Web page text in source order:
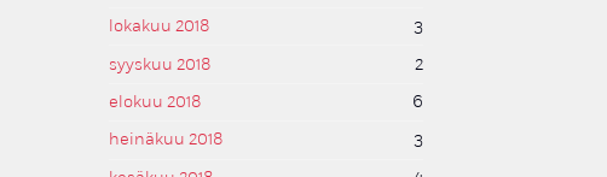
lokakuu 2018
3
syyskuu 2018
2
elokuu 2018
6
heinäkuu 2018
3